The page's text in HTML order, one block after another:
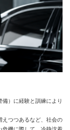
）に経験と訓練により
えつつあるなど、社会の